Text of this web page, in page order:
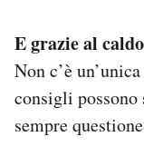
E grazie al caldo
Non c’è
consigli
sempre